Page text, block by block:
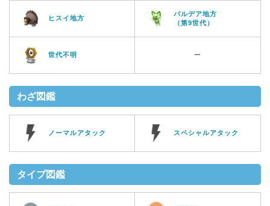
ヒスイ地方
パルデア地方
（第9世代）
世代不明 ー
わざ図鑑
ノーマルアタック スペシャルアタック
タイプ図鑑